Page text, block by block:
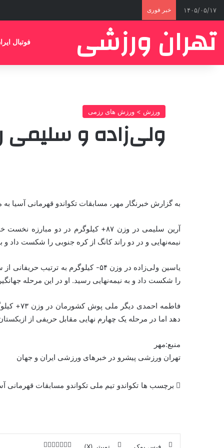
۱۴۰۵/۰۵/۱۷ خبر فوری
تهران ورزشی فوتبال
ورزش > ورزش های رزمی
ولی‌زاده و سلیمی
به گزارش خبرنگار مهر، مسابقات تکواندو قهرمانی آسیا به میزبانی
آرین سلیمی در وزن ۸۷+ کیلوگرم در
نیمه‌نهایی و در دو راند کانگ از کره جنوبی را شکست داد و
یاسین ولی‌زاده در وزن ۵۴- کیلوگرم
را شکست داد و به نیمه‌نهایی رسید. او در این مرحله
فاطمه
دهد اما در مرحله یک چهارم نهایی مقابل حریفی از
منبع:مهر
تهران ورزشی پیشرو در خبرهای ورزشی ایران و جهان
برچسب ها تکواندو تیم ملی تکواندو مسابقات قهرمانی